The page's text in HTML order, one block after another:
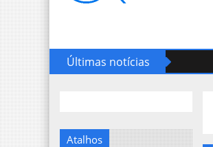
Últimas notícias
Atalhos